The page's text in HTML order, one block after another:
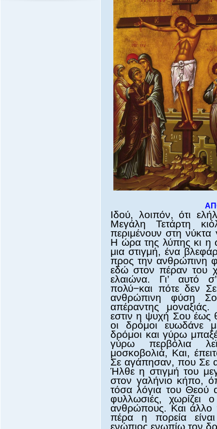
Ιδού, λοιπόν, ότι
Μεγάλη Τετάρτη
περιμένουν στη νύκτα
Η ώρα της λύπης κι η
μια στιγμή, ένα
προς την ανθρώπινη
εδώ στον πέραν του
ελαιώνα. Γι’ αυτό
πολύ−και πότε δεν
ανθρώπινη φύση
απέραντης
εστιν η ψυχή Σου έως
οι δρόμοι ευωδάνε
δρόμοι και γύρω
γύρω περβόλια
μοσκοβολιά, Και,
Σε αγάπησαν, που Σε
Ήλθε η στιγμή του
στον γαλήνιο κήπο,
τόσα λόγια του Θεού
φυλλωσιές,
ανθρώπους. Και άλλο
πέρα η πορεία
ενώπιος ενωπίω τον